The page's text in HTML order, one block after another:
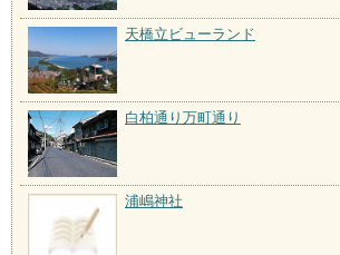
天橋立ビューランド
白柏通り万町通り
浦嶋神社